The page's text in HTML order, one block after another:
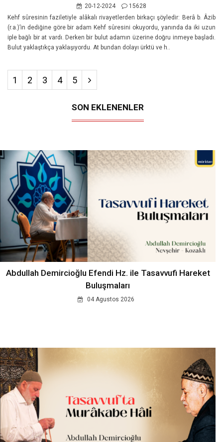
20-12-2024
15628
Kehf sûresinin faziletiyle alâkalı rivayetlerden birkaçı şöyledir: Berâ b. Âzib
(r.a.)’in dediğine göre bir adam Kehf sûresini oku­yordu, yanında da iki uzun
iple bağlı bir at vardı. Derken bir bulut adamın üzeri­ne doğru inmeye başladı.
Bulut yaklaştıkça yaklaşıyordu. At bundan dolayı ürktü ve h..
1 2 3 4 5
SON EKLENENLER
Abdullah Demircioğlu Efendi Hz. ile Tasavvufi Hareket
Buluşmaları
04 Agustos 2026